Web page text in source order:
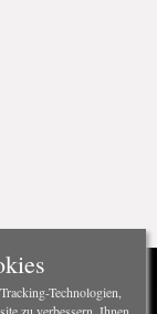
Technologien,